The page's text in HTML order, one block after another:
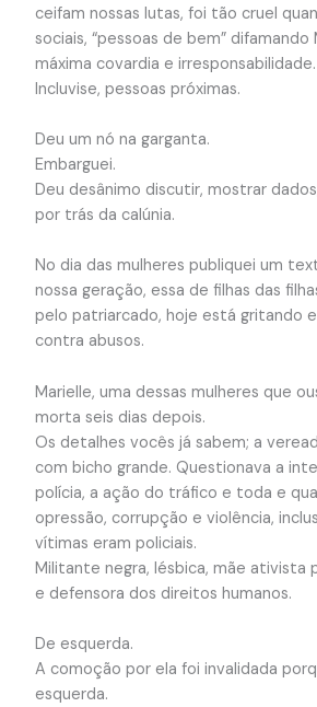
ceifam nossas lutas, foi tão cruel
sociais, “pessoas de bem” difamando
máxima covardia e irresponsabilidade.
Incluvise, pessoas próximas.
Deu um nó na garganta.
Embarguei.
Deu desânimo discutir, mostrar
por trás da calúnia.
No dia das mulheres publiquei um
nossa geração, essa de filhas das
pelo patriarcado, hoje está gritando
contra abusos.
Marielle, uma dessas mulheres que
morta seis dias depois.
Os detalhes vocês já sabem; a
com bicho grande. Questionava a
polícia, a ação do tráfico e toda e
opressão, corrupção e violência,
vítimas eram policiais.
Militante negra, lésbica, mãe ativista
e defensora dos direitos humanos.
De esquerda.
A comoção por ela foi invalidada
esquerda.